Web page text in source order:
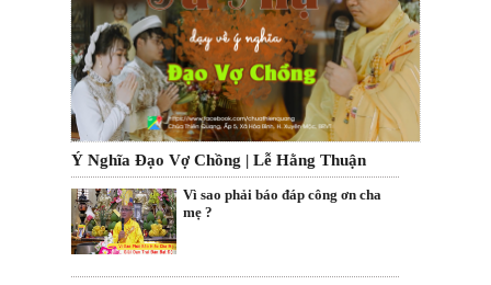
Ý Nghĩa Đạo Vợ Chồng | Lễ Hằng Thuận
Vì sao phải báo đáp công ơn cha
mẹ ?